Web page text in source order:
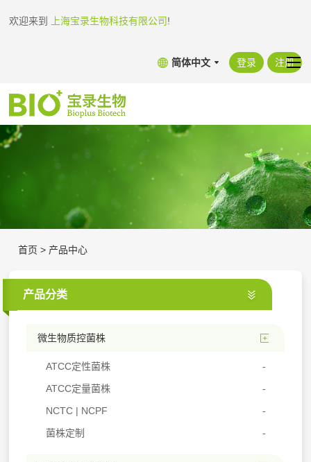
欢迎来到 上海宝录生物科技有限公司!
简体中文 登录 注册
首页 > 产品中心
产品分类
微生物质控菌株
ATCC定性菌株
ATCC定量菌株
NCTC | NCPF
菌株定制